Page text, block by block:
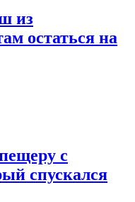
из
остаться на
с
спускался